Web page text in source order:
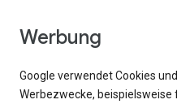
Werbung
Google verwendet Cookies
Werbezwecke,